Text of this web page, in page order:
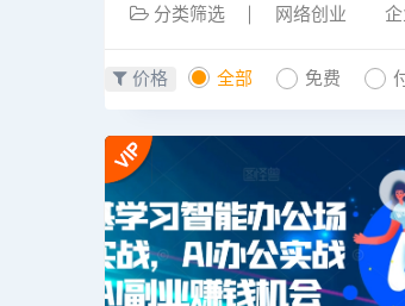
分类筛选 网络创业
价格 全部 免费